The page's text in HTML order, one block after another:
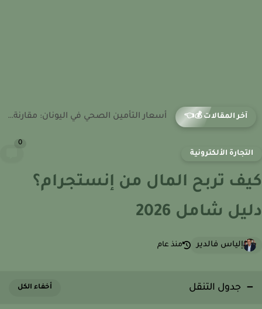
آخر المقالات 💰👈 أسعار التأمين الصحي في إستونيا: مقارنة التكاليف وأفضل الباقات 2026
الألكترونية
تربح المال من إنستجرام؟
شامل 2026
إلياس فالدير منذ عام
جدول التنقل